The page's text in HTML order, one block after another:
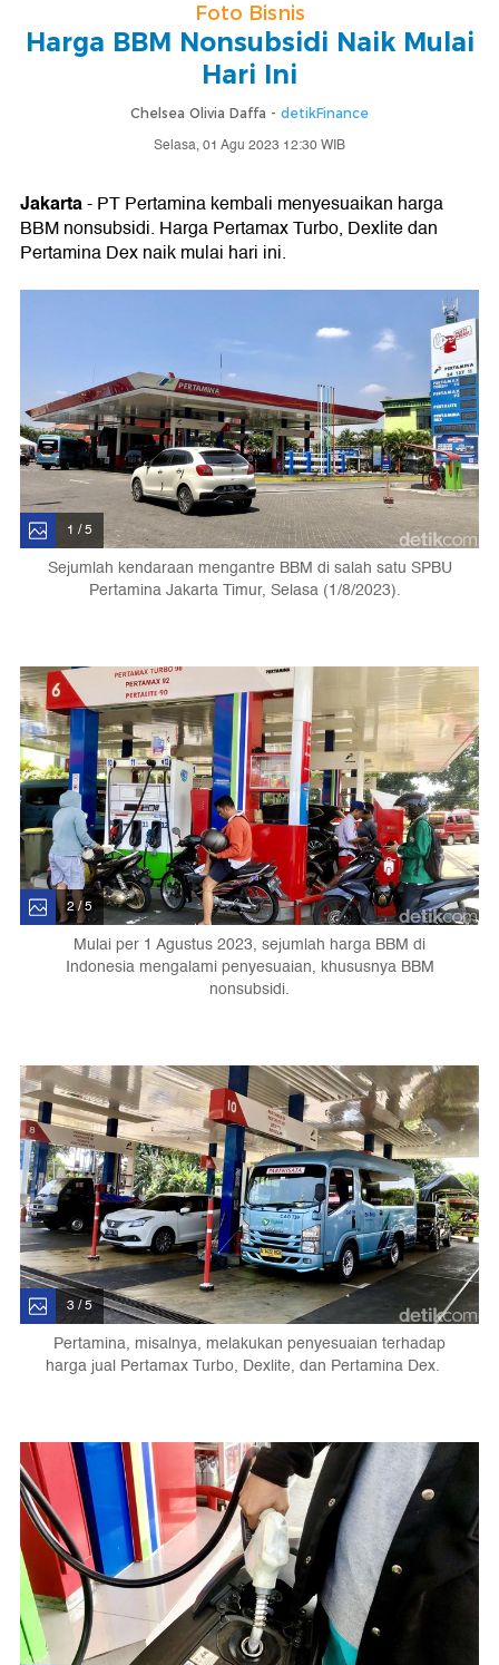
Foto Bisnis
Harga BBM Nonsubsidi Naik Mulai
Hari Ini
Chelsea Olivia Daffa - detikFinance
Selasa, 01 Agu 2023 12:30 WIB
Jakarta- PT Pertamina kembali menyesuaikan harga
BBM nonsubsidi. Harga Pertamax Turbo, Dexlite dan
Pertamina Dex naik mulai hari ini.
1 / 5
Sejumlah kendaraan mengantre BBM di salah satu SPBU
Pertamina Jakarta Timur, Selasa (1/8/2023).
2 / 5
Mulai per 1 Agustus 2023, sejumlah harga BBM di
Indonesia mengalami penyesuaian, khususnya BBM
nonsubsidi.
3 / 5
Pertamina, misalnya, melakukan penyesuaian terhadap
harga jual Pertamax Turbo, Dexlite, dan Pertamina Dex.